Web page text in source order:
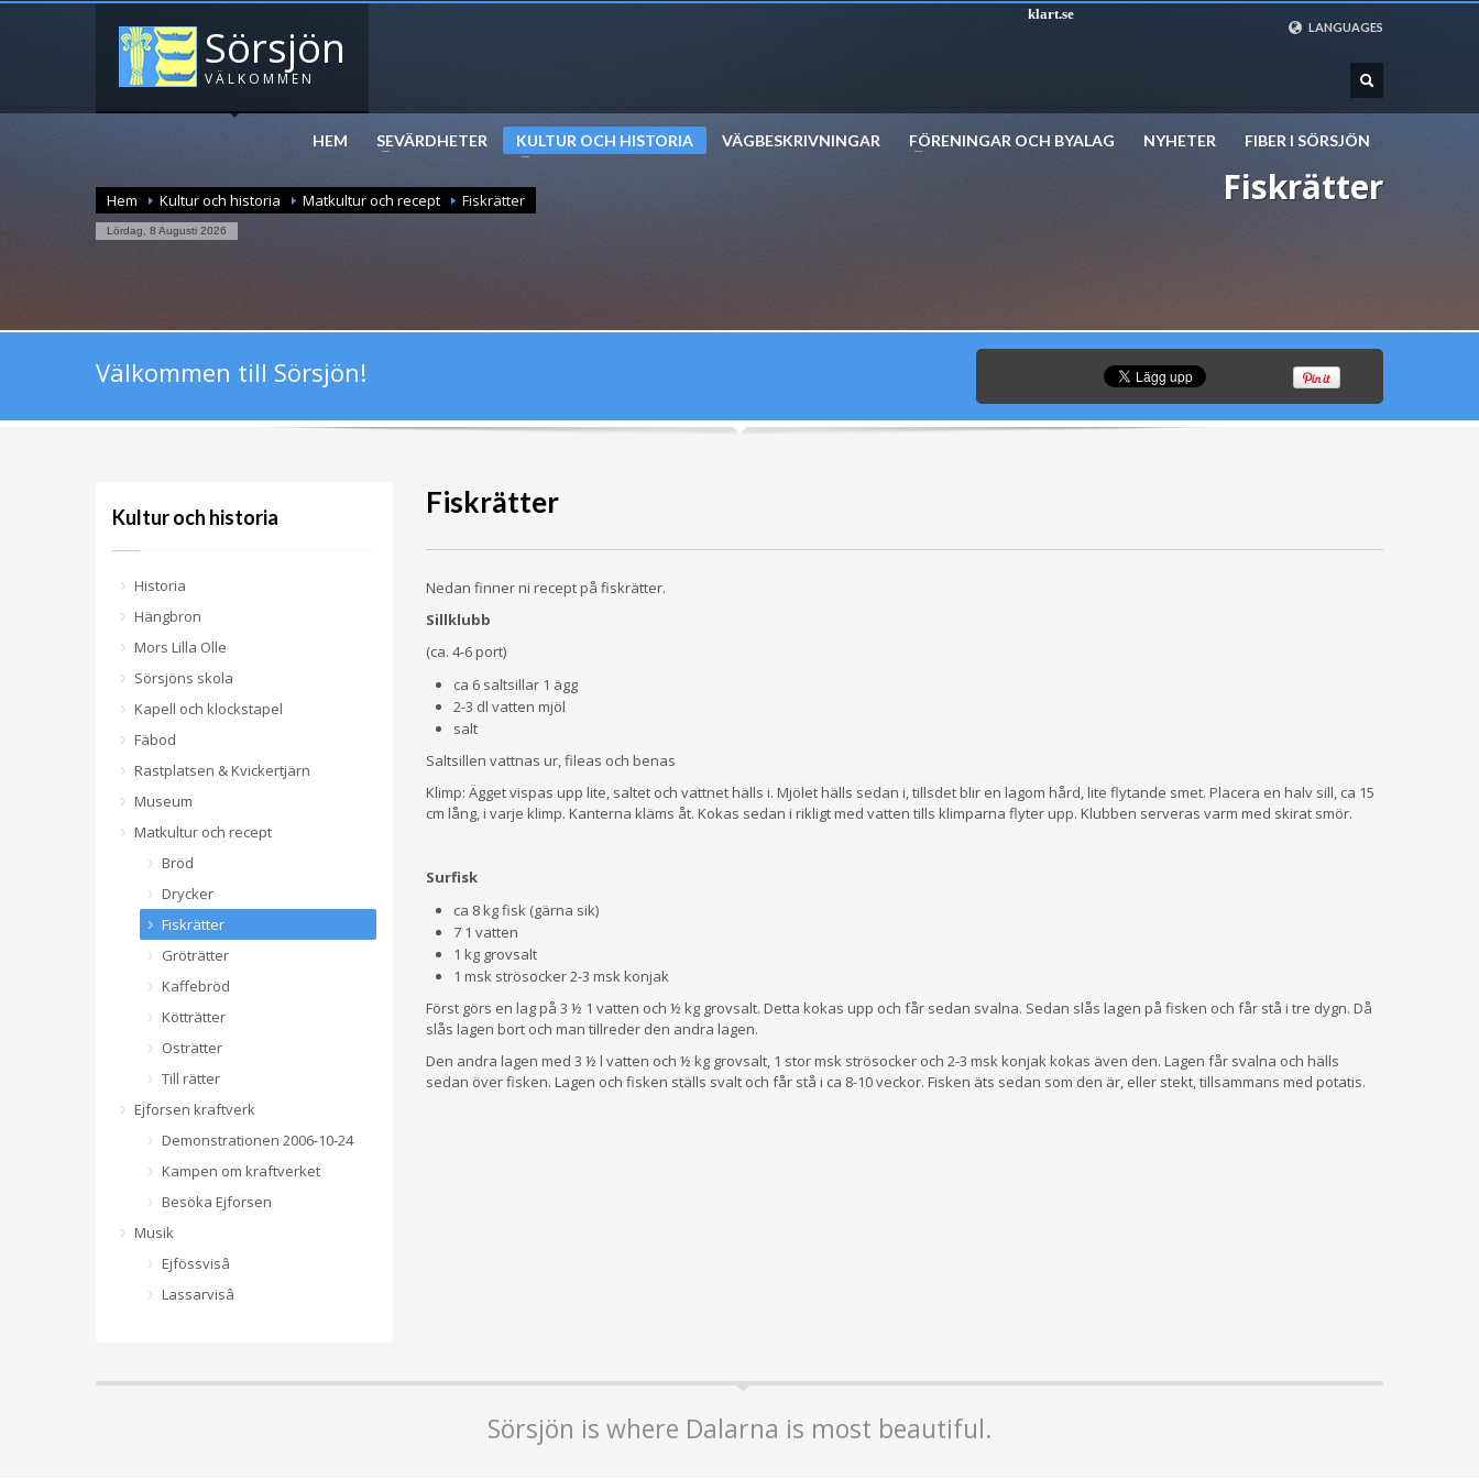
Sörsjön
VÄLKOMMEN
LANGUAGES
klart.se
HEM SEVÄRDHETER KULTUR OCH HISTORIA VÄGBESKRIVNINGAR FÖRENINGAR OCH BYALAG NYHETER FIBER I SÖRSJÖN
Hem Kultur och historia Matkultur och recept Fiskrätter
Lördag, 8 Augusti 2026
Fiskrätter
Välkommen till Sörsjön!
Kultur och historia
Historia
Hängbron
Mors Lilla Olle
Sörsjöns skola
Kapell och klockstapel
Fäbod
Rastplatsen & Kvickertjärn
Museum
Matkultur och recept
Bröd
Drycker
Fiskrätter
Gröträtter
Kaffebröd
Kötträtter
Osträtter
Till rätter
Ejforsen kraftverk
Demonstrationen 2006-10-24
Kampen om kraftverket
Besöka Ejforsen
Musik
Ejfössvisâ
Lassarvisâ
Fiskrätter
Nedan finner ni recept på fiskrätter.
Sillklubb
(ca. 4-6 port)
ca 6 saltsillar 1 ägg
2-3 dl vatten mjöl
salt
Saltsillen vattnas ur, fileas och benas
Klimp: Ägget vispas upp lite, saltet och vattnet hälls i. Mjölet hälls sedan i, tillsdet blir en lagom hård, lite flytande smet. Placera en halv sill, ca 15
cm lång, i var­je klimp. Kanterna kläms åt. Kokas sedan i rikligt med vatten tills klimparna flyter upp. Klubben serveras varm med skirat smör.
Surfisk
ca 8 kg fisk (gärna sik)
7 1 vatten
1 kg grovsalt
1 msk strösocker 2-3 msk konjak
Först görs en lag på 3 ½ 1 vatten och ½ kg grovsalt. Detta kokas upp och får sedan svalna. Sedan slås lagen på fisken och får stå i tre dygn. Då
slås lagen bort och man tillreder den andra lagen.
Den andra lagen med 3 ½ l vatten och ½ kg grovsalt, 1 stor msk strösocker och 2-3 msk konjak kokas även den. Lagen får svalna och hälls
sedan över fisken. Lagen och fisken ställs svalt och får stå i ca 8­-10 veckor. Fisken äts sedan som den är, eller stekt, tillsammans med potatis.
Sörsjön is where Dalarna is most beautiful.